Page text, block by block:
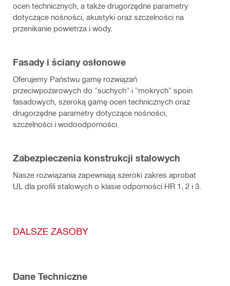
ocen technicznych, a także drugorzędne parametry
dotyczące nośności, akustyki oraz szczelności na
przenikanie powietrza i wody.
Fasady i ściany osłonowe
Oferujemy Państwu gamę rozwiązań
przeciwpożarowych do "suchych" i "mokrych" spoin
fasadowych, szeroką gamę ocen technicznych oraz
drugorzędne parametry dotyczące nośności,
szczelności i wodoodporności.
Zabezpieczenia konstrukcji stalowych
Nasze rozwiązania zapewniają szeroki zakres aprobat
UL dla profili stalowych o klasie odporności HR 1, 2 i 3.
DALSZE ZASOBY
Dane Techniczne